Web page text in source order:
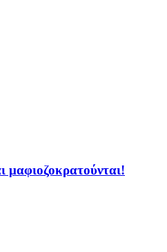
μαφιοζοκρατούνται!